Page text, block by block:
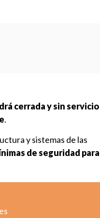
cerrada y sin servicio
.
y sistemas de las
de seguridad para